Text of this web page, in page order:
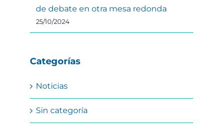
de debate en otra mesa redonda
25/10/2024
Categorías
Noticias
Sin categoría